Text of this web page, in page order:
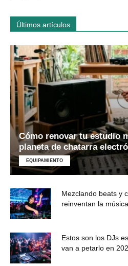
Últimos artículos
Cómo renovar tu estudio
planeta de chatarra
EQUIPAMIENTO
Mezclando beats y
reinventan la
Estos son los DJs
van a petarlo en